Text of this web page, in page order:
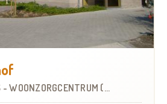
-WOONZORGCENTRUM (WZC)